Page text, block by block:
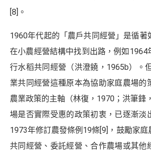
[8] 。
1960年代起的「農戶共同經營」是循著
在小農經營結構中找到出路，例如1964
行水稻共同經營（洪澄鐃，1965b）。
業共同經營這種原本為協助家庭農場的
農業政策的主軸（林復，1970；洪筆鋒
場是否實際受惠的政策初衷，已逐漸淡
1973年修訂農發條例19條[9] ，鼓勵家
共同經營、委託經營、合作農場或其他